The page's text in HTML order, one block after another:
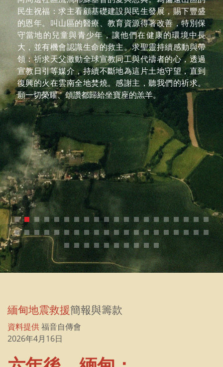
親愛的天父，謝謝祢讓孩子透過宣教日引能認識中國
雲南省每一個族群都渴望著生活裡充滿豐盛、平安與
愛，相信透過每一位神兒女的代禱，祢已垂聽孩子們
的呼求、感謝與讚美，願祢的旨意行在雲南省每一個
族群，柔軟他們的心，開啟他們的心眼，看見祢就是
他們所要找尋的愛與盼望，能夠經歷祢的救恩，求主
憐憫這塊土地，復興雲南省，也讓宣教士能在雲南廣
傳福音，保守宣教士們的身心靈，靠著得勝，而且得
勝有餘！創造天地萬物的主啊！謝謝祢的愛降臨在雲
南省每一個人心裡，觸摸他們的心，看見祢才是那獨
一真神！奉主耶穌基督的名求，阿們。
緬甸地震救援簡報與籌款
資料提供福音自傳會
2026年4月16日